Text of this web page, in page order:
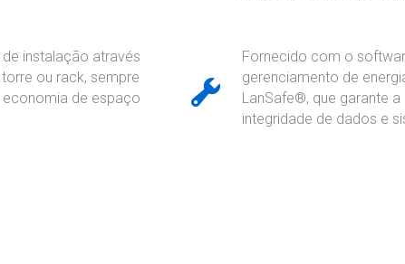
de instalação através
ou rack, sempre
de espaço
Fornecido com o
gerenciamento de
LanSafe®, que garante a
integridade de dados e